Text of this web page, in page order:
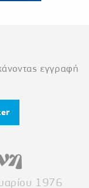
εγγραφή
1976